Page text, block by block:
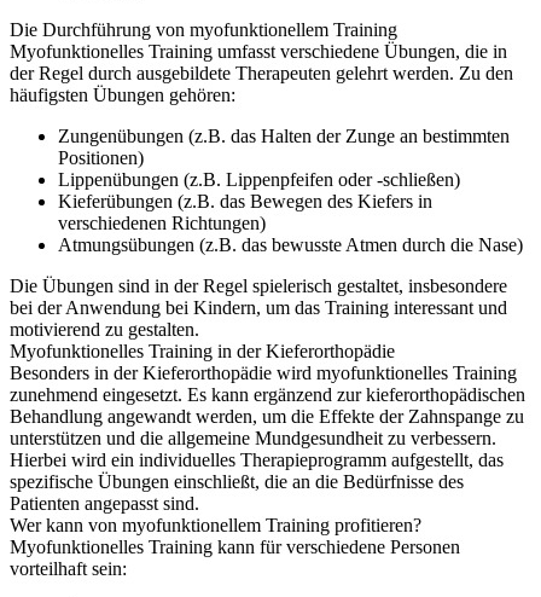
Die Durchführung von myofunktionellem Training
Myofunktionelles Training umfasst verschiedene Übungen, die in
der Regel durch ausgebildete Therapeuten gelehrt werden. Zu den
häufigsten Übungen gehören:
Zungenübungen (z.B. das Halten der Zunge an bestimmten
Positionen)
Lippenübungen (z.B. Lippenpfeifen oder -schließen)
Kieferübungen (z.B. das Bewegen des Kiefers in
verschiedenen Richtungen)
Atmungsübungen (z.B. das bewusste Atmen durch die Nase)
Die Übungen sind in der Regel spielerisch gestaltet, insbesondere
bei der Anwendung bei Kindern, um das Training interessant und
motivierend zu gestalten.
Myofunktionelles Training in der Kieferorthopädie
Besonders in der Kieferorthopädie wird myofunktionelles Training
zunehmend eingesetzt. Es kann ergänzend zur kieferorthopädischen
Behandlung angewandt werden, um die Effekte der Zahnspange zu
unterstützen und die allgemeine Mundgesundheit zu verbessern.
Hierbei wird ein individuelles Therapieprogramm aufgestellt, das
spezifische Übungen einschließt, die an die Bedürfnisse des
Patienten angepasst sind.
Wer kann von myofunktionellem Training profitieren?
Myofunktionelles Training kann für verschiedene Personen
vorteilhaft sein: